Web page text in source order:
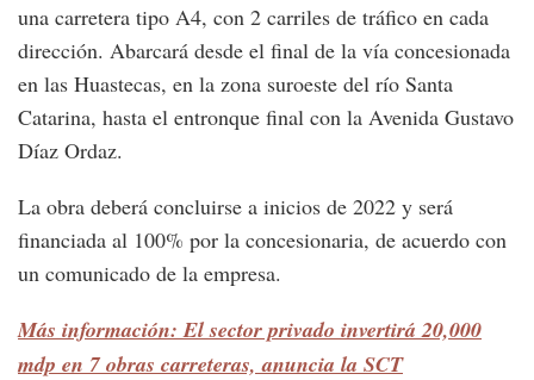
una carretera tipo A4, con 2 carriles de tráfico en cada
dirección. Abarcará desde el final de la vía concesionada
en las Huastecas, en la zona suroeste del río Santa
Catarina, hasta el entronque final con la Avenida Gustavo
Díaz Ordaz.
La obra deberá concluirse a inicios de 2022 y será
financiada al 100% por la concesionaria, de acuerdo con
un comunicado de la empresa.
Más información: El sector privado invertirá 20,000
mdp en 7 obras carreteras, anuncia la SCT